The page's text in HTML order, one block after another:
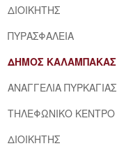
ΔΙΟΙΚΗΤΗΣ
ΠΥΡΑΣΦΑΛΕΙΑ
ΔΗΜΟΣ ΚΑΛΑΜΠΑΚΑΣ
ΑΝΑΓΓΕΛΙΑ ΠΥΡΚΑΓΙΑΣ
ΤΗΛΕΦΩΝΙΚΟ ΚΕΝΤΡΟ
ΔΙΟΙΚΗΤΗΣ